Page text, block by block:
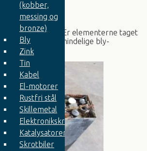
og palleløftere. Er elementerne taget
disse som almindelige bly-
(kobber,
messing og
bronze)
Bly
Zink
Tin
Kabel
El-motorer
Rustfri stål
Skillemetal
Elektronikskrot
Katalysatorer
Skrotbiler